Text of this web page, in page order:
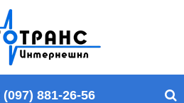
(097) 881-26-56